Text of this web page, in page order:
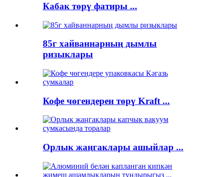
Кабак төрү фатиры ...
85г хайваннарның дымлы
ризыклары
Кофе чөгендерен төрү Kraft ...
Орлык жаңгаклары ашыйлар ...